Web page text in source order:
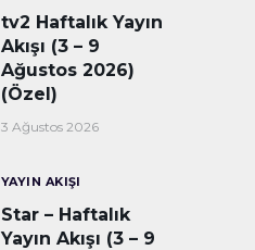
tv2 Haftalık Yayın
Akışı (3 – 9
Ağustos 2026)
(Özel)
3 Ağustos 2026
YAYIN AKIŞI
Star – Haftalık
Yayın Akışı (3 – 9